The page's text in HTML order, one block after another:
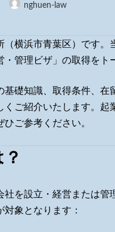
nghuen-law
横浜市青葉区）です。
管理ビザ」の取得をト
礎知識、取得条件、在
ご紹介いたします。起
ご参考ください。
社を設立・経営または
象となります：